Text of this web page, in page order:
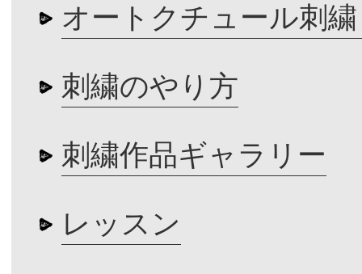
オートクチュール刺
刺繍のやり方
刺繍作品ギャラリー
レッスン